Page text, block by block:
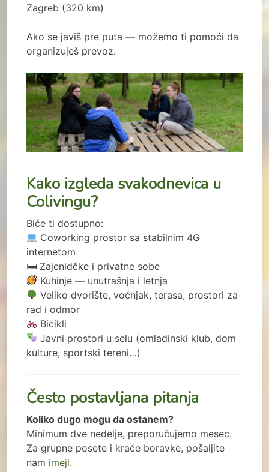
Zagreb (320 km)
Ako se javiš pre puta — možemo ti pomoći da
organizuješ prevoz.
Kako izgleda svakodnevica u
Colivingu?
Biće ti dostupno:
Coworking prostor sa stabilnim 4G
internetom
🛏 Zajenidčke i privatne sobe
Kuhinje — unutrašnja i letnja
Veliko dvorište, voćnjak, terasa, prostori za
rad i odmor
Bicikli
Javni prostori u selu (omladinski klub, dom
kulture, sportski tereni…)
Često postavljana pitanja
Koliko dugo mogu da ostanem?
Minimum dve nedelje, preporučujemo mesec.
Za grupne posete i kraće boravke, pošaljite
nam imejl.